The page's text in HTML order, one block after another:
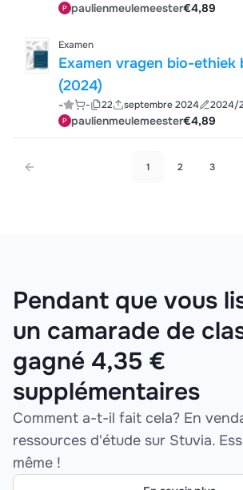
paulienmeulemeester€4,89
Examen
Examen vragen bio-ethiek
(2024)
- - 22 septembre 2024 2024/
paulienmeulemeester€4,89
1 2 3
Pendant que vous
un camarade de
gagné 4,35 €
supplémentaires
Comment a-t-il fait cela? En
ressources d'étude sur Stuvia.
même !